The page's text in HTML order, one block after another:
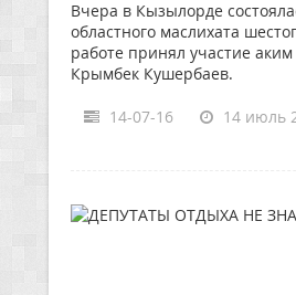
Вчера в Кызылорде
областного маслихата
работе принял участие аким
Крымбек Кушербаев.
14-07-16 14 июль